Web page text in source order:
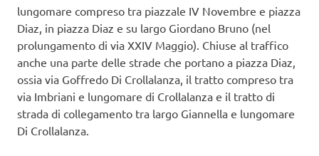
lungomare compreso tra piazzale IV Novembre e piazza
Diaz, in piazza Diaz e su largo Giordano Bruno (nel
prolungamento di via XXIV Maggio). Chiuse al traffico
anche una parte delle strade che portano a piazza Diaz,
ossia via Goffredo Di Crollalanza, il tratto compreso tra
via Imbriani e lungomare di Crollalanza e il tratto di
strada di collegamento tra largo Giannella e lungomare
Di Crollalanza.